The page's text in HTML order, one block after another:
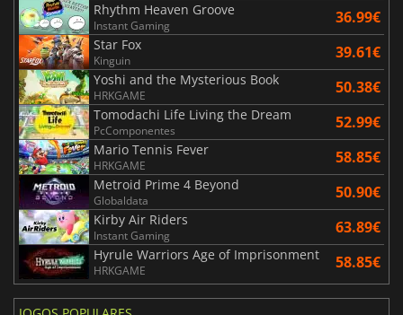
Rhythm Heaven Groove
Instant Gaming 36.99€
Star Fox
Kinguin 39.61€
Yoshi and the Mysterious Book
HRKGAME 50.38€
Tomodachi Life Living the Dream
PcComponentes 52.99€
Mario Tennis Fever
HRKGAME 58.85€
Metroid Prime 4 Beyond
Globaldata 50.90€
Kirby Air Riders
Instant Gaming 63.89€
Hyrule Warriors Age of Imprisonment
HRKGAME 58.85€